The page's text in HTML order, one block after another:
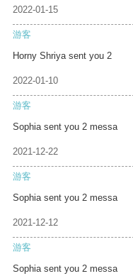
2022-01-15
游客
Horny Shriya sent you 2
2022-01-10
游客
Sophia sent you 2 messa
2021-12-22
游客
Sophia sent you 2 messa
2021-12-12
游客
Sophia sent you 2 messa